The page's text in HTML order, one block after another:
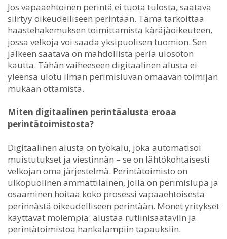
Jos vapaaehtoinen perintä ei tuota tulosta, saatava
siirtyy oikeudelliseen perintään. Tämä tarkoittaa
haastehakemuksen toimittamista käräjäoikeuteen,
jossa velkoja voi saada yksipuolisen tuomion. Sen
jälkeen saatava on mahdollista periä ulosoton
kautta. Tähän vaiheeseen digitaalinen alusta ei
yleensä ulotu ilman perimisluvan omaavan toimijan
mukaan ottamista.
Miten digitaalinen perintäalusta eroaa
perintätoimistosta?
Digitaalinen alusta on työkalu, joka automatisoi
muistutukset ja viestinnän – se on lähtökohtaisesti
velkojan oma järjestelmä. Perintätoimisto on
ulkopuolinen ammattilainen, jolla on perimislupa ja
osaaminen hoitaa koko prosessi vapaaehtoisesta
perinnästä oikeudelliseen perintään. Monet yritykset
käyttävät molempia: alustaa rutiinisaataviin ja
perintätoimistoa hankalampiin tapauksiin.